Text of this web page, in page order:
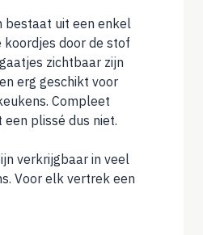
bestaat uit een enkel
door de stof
zichtbaar zijn
erg geschikt voor
Compleet
plissé dus niet.
verkrijgbaar in veel
Voor elk vertrek een